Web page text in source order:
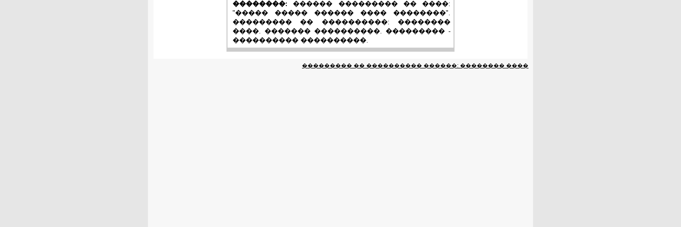
��������: ������ ��������� �� ����:
"����� ����� ������ ���� ��������".
��������� �� ����������: ��������
����. ������� ����������. ��������� -
���������� ����������.
��������� �� ���������� ������: �������� ����